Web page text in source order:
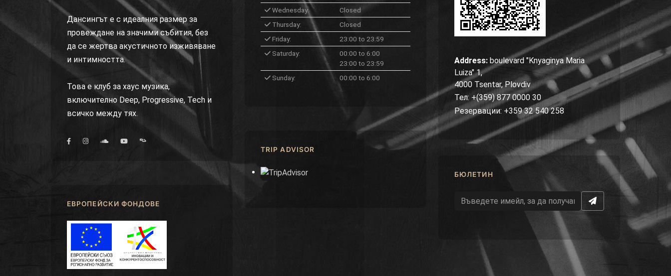
Дансингът е с идеалния размер за
провеждане на значими събития, без
да се жертва акустичното изживяване
и интимността.
Това е клуб за хаус музика,
включително Deep, Progressive, Tech и
всичко между тях.
ЕВРОПЕЙСКИ ФОНДОВЕ
Wednesday:
Closed
Thursday:
Closed
Friday:
23:00 to 23:59
Saturday:
00:00 to 6:00
23:00 to 23:59
Sunday:
00:00 to 6:00
TRIP ADVISOR
Address: boulevard "Knyaginya Maria
Luiza" 1,
4000 Tsentar, Plovdiv
Тел: +(359) 877 0000 30
Резервации: +359 32 540 258
БЮЛЕТИН